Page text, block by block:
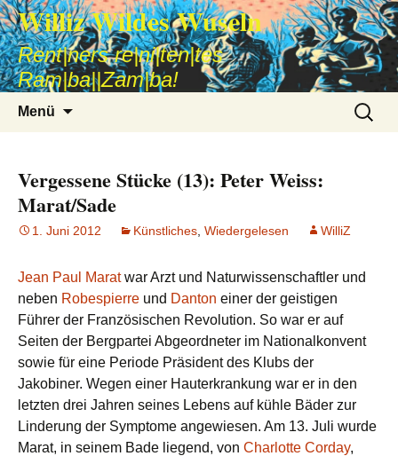
Williz Wildes Wuseln
Rent|ners re|ni|ten|tes
Ram|ba||Zam|ba!
Menü
Suche
nach:
Vergessene Stücke (13): Peter Weiss:
Marat/Sade
1. Juni 2012 Künstliches Wiedergelesen WilliZ
Jean Paul Maratwar Arzt und Naturwissenschaftler und
neben Robespierre und Danton einer der geistigen
Führer der Französischen Revolution. So war er auf
Seiten der Bergpartei Abgeordneter im Nationalkonvent
sowie für eine Periode Präsident des Klubs der
Jakobiner. Wegen einer Hauterkrankung war er in den
letzten drei Jahren seines Lebens auf kühle Bäder zur
Linderung der Symptome angewiesen. Am 13. Juli wurde
Marat, in seinem Bade liegend, von Charlotte Corday,